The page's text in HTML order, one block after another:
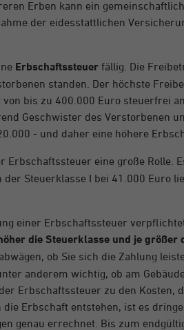
Erben kann ein
der eidesstattlichen
Erbschaftssteuer fällig. Die
standen. Der höchste
bis zu 400.000 Euro steuerfrei
Geschwister des Verstorbenen
- und daher eine höhere
eine große Rolle.
Steuerklasse I bei 41.000 Euro
einer Erbschaftssteuer
die Steuerklasse und je größer
ob Sie sich die Zahlung
anderem wichtig, ob am
Erbschaftssteuer zu den Kosten,
Erbschaft entstehen, ist es
genau errechnet. Bis zum